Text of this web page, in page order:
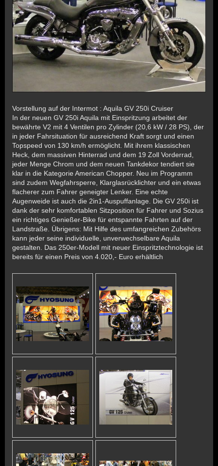
Vorstellung auf der Intermot : Aquila GV 250i Cruiser
In der neuen GV 250i Aquila mit Einspritzung arbeitet der
bewährte V2 mit 4 Ventilen pro Zylinder (20,6 kW / 28 PS), der
in jeder Fahrsituation für ausreichend Kraft sorgt und einen
Topspeed von 130 km/h ermöglicht. Mit ihrem klassischen
Heck, dem massiven Hinterrad und dem 19 Zoll Vorderrad,
jeder Menge Chrom und dem neuen Tankdekor tendiert sie
klar in die Kategorie American Chopper. Neu im Programm
sind zudem Wegfahrsperre, Klarglasrücklichter und ein etwas
flacherer zum Fahrer geneigter Lenker. Eine echte
Augenweide ist auch die 2in1-Auspuffanlage. Die GV 250i ist
dank der sehr komfortablen Sitzposition für Fahrer und Sozius
ein richtiges Genießer-Bike für entspannte Fahrten auf der
Landstraße. Übrigens: Mit Hilfe des umfangreichen Zubehörs
kann jeder seine individuelle, unverwechselbare Aquila
gestalten. Das 250er-Modell mit neuer Einspritztechnologie ist
bereits für einen Preis von 4.020,- Euro erhältlich